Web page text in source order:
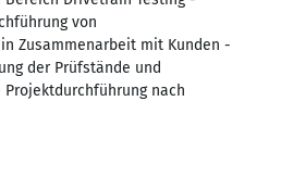
von
Zusammenarbeit mit Kunden -
der Prüfstände und
nach